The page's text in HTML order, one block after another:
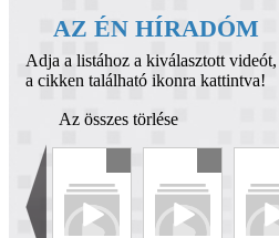
AZ ÉN HÍRADÓM
Adja a listához a kiválasztott videót,
a cikken található ikonra kattintva!
Az összes törlése